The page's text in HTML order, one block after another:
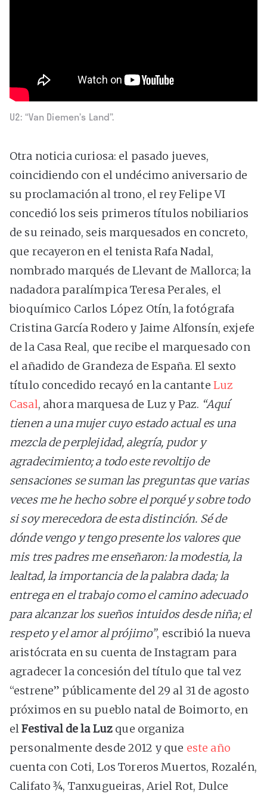
U2: “Van Diemen’s Land”.
Otra noticia curiosa: el pasado jueves,
coincidiendo con el undécimo aniversario de
su proclamación al trono, el rey Felipe VI
concedió los seis primeros títulos nobiliarios
de su reinado, seis marquesados en concreto,
que recayeron en el tenista Rafa Nadal,
nombrado marqués de Llevant de Mallorca; la
nadadora paralímpica Teresa Perales, el
bioquímico Carlos López Otín, la fotógrafa
Cristina García Rodero y Jaime Alfonsín, exjefe
de la Casa Real, que recibe el marquesado con
el añadido de Grandeza de España. El sexto
título concedido recayó en la cantante Luz
Casal, ahora marquesa de Luz y Paz. “Aquí
tienen a una mujer cuyo estado actual es una
mezcla de perplejidad, alegría, pudor y
agradecimiento; a todo este revoltijo de
sensaciones se suman las preguntas que varias
veces me he hecho sobre el porqué y sobre todo
si soy merecedora de esta distinción. Sé de
dónde vengo y tengo presente los valores que
mis tres padres me enseñaron: la modestia, la
lealtad, la importancia de la palabra dada; la
entrega en el trabajo como el camino adecuado
para alcanzar los sueños intuidos desde niña; el
respeto y el amor al prójimo”, escribió la nueva
aristócrata en su cuenta de Instagram para
agradecer la concesión del título que tal vez
“estrene” públicamente del 29 al 31 de agosto
próximos en su pueblo natal de Boimorto, en
elFestival de la Luz que organiza
personalmente desde 2012 y que este año
cuenta con Coti, Los Toreros Muertos, Rozalén,
Califato ¾, Tanxugueiras, Ariel Rot, Dulce